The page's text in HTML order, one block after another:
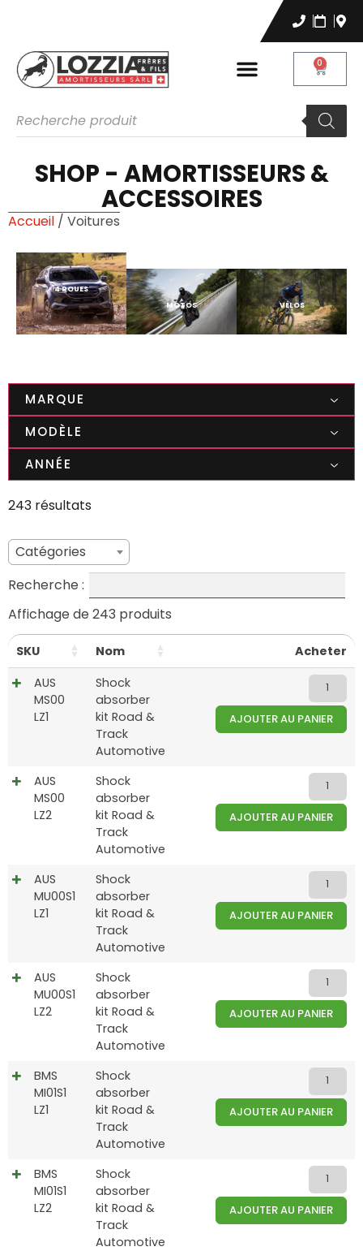
0
SHOP - AMORTISSEURS &
ACCESSOIRES
Accueil / Voitures
4 ROUES
MOTOS
VÉLOS
MARQUE
MODÈLE
ANNÉE
243 résultats
Catégories
Recherche :
Affichage de 243 produits
SKU Nom
Acheter
AUS
MS00
LZ1
Shock
absorber
kit Road &
Track
Automotive
AJOUTER AU PANIER
AUS
MS00
LZ2
Shock
absorber
kit Road &
Track
Automotive
AJOUTER AU PANIER
AUS
MU00S1
LZ1
Shock
absorber
kit Road &
Track
Automotive
AJOUTER AU PANIER
AUS
MU00S1
LZ2
Shock
absorber
kit Road &
Track
Automotive
AJOUTER AU PANIER
BMS
MI01S1
LZ1
Shock
absorber
kit Road &
Track
Automotive
AJOUTER AU PANIER
BMS
MI01S1
LZ2
Shock
absorber
kit Road &
Track
Automotive
AJOUTER AU PANIER